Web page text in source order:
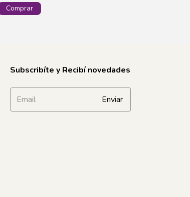
Subscribíte y Recibí novedades